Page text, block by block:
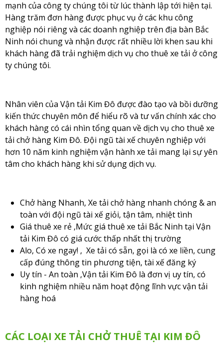
mạnh của công ty chúng tôi từ lúc thành lập tới hiện tại.
Hàng trăm đơn hàng được phục vụ ở các khu công
nghiệp nói riêng và các doanh nghiệp trên địa bàn Bắc
Ninh nói chung và nhận được rất nhiều lời khen sau khi
khách hàng đã trải nghiệm dịch vụ cho thuê xe tải ở công
ty chúng tôi.
Nhân viên của Vận tải Kim Đô được đào tạo và bồi dưỡng
kiến thức chuyên môn để hiểu rõ và tư vấn chính xác cho
khách hàng có cái nhìn tổng quan về dịch vụ cho thuê xe
tải chở hàng Kim Đô. Đội ngũ tài xế chuyên nghiệp với
hơn 10 năm kinh nghiệm vận hành xe tải mang lại sự yên
tâm cho khách hàng khi sử dụng dịch vụ.
Chở hàng Nhanh, Xe tải chở hàng nhanh chóng & an
toàn với đội ngũ tài xế giỏi, tận tâm, nhiệt tình
Giá thuê xe rẻ ,Mức giá thuê xe tải Bắc Ninh tại Vận
tải Kim Đô có giá cước thấp nhất thị trường
Alo, Có xe ngay! , Xe tải có sẵn, gọi là có xe liền, cung
cấp đúng thông tin phương tiện, tài xế đăng ký
Uy tín - An toàn ,Vận tải Kim Đô là đơn vị uy tín, có
kinh nghiệm nhiều năm hoạt động lĩnh vực vận tải
hàng hoá
CÁC LOẠI XE TẢI CHỞ THUÊ TẠI KIM ĐÔ